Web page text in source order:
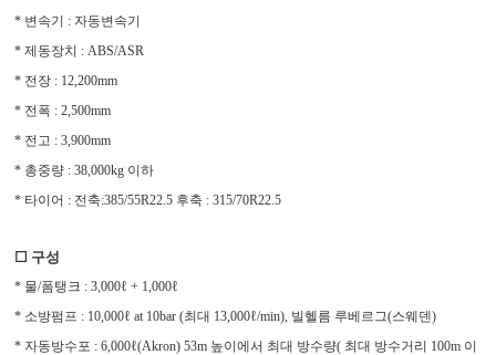
* 변속기 : 자동변속기
* 제동장치 : ABS/ASR
* 전장 : 12,200mm
* 전폭 : 2,500mm
* 전고 : 3,900mm
* 총중량 : 38,000kg 이하
* 타이어 : 전축:385/55R22.5 후축 : 315/70R22.5
☐ 구성
* 물/폼탱크 : 3,000ℓ + 1,000ℓ
* 소방펌프 : 10,000ℓ at 10bar (최대 13,000ℓ/min), 빌헬름 루베르그(스웨덴)
* 자동방수포 : 6,000ℓ(Akron) 53m 높이에서 최대 방수량( 최대 방수거리 100m 이